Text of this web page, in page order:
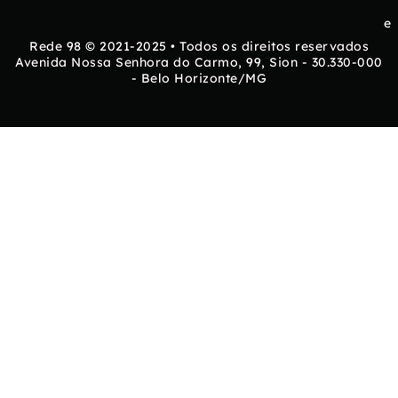
e
Rede 98 © 2021-2025 • Todos os direitos reservados
Avenida Nossa Senhora do Carmo, 99, Sion - 30.330-000
- Belo Horizonte/MG